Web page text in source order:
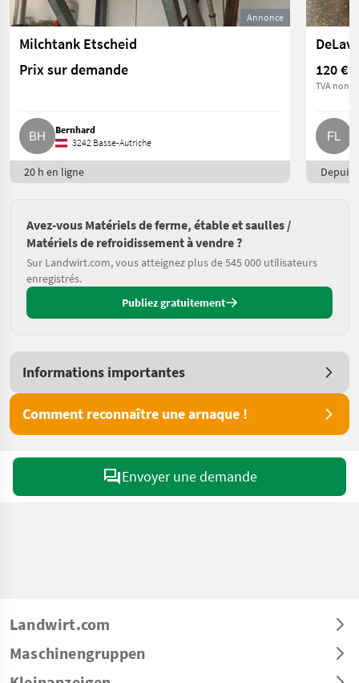
Annonce
Milchtank Etscheid
Prix sur demande
Bernhard
3242 Basse-Autriche
20 h en ligne
120 €
TVA non
Depuis
Avez-vous Matériels de ferme, étable et saulles /
Matériels de refroidissement à vendre ?
Sur Landwirt.com, vous atteignez plus de 545 000 utilisateurs
enregistrés.
Publiez gratuitement
Informations importantes
Comment reconnaître une arnaque !
Envoyer une demande
Landwirt.com
Maschinengruppen